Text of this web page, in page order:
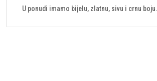
U ponudi imamo bijelu, zlatnu, sivu i crnu boju.